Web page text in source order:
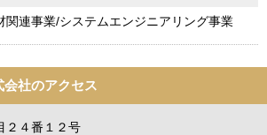
関連事業/システムエンジニアリング事業
会社のアクセス
２４番１２号